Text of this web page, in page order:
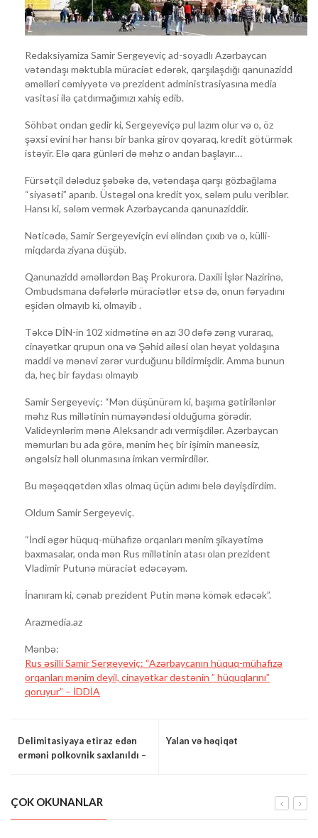
Redaksiyamiza Samir Sergeyeviç ad-soyadlı Azərbaycan
vətəndaşı məktubla müraciət edərək, qarşılaşdığı qanunazidd
əməlləri cəmiyyətə və prezident administrasiyasına media
vasitəsi ilə çatdırmağımızı xahiş edib.
Söhbət ondan gedir ki, Sergeyeviçə pul lazım olur və o, öz
şəxsi evini hər hansı bir banka girov qoyaraq, kredit götürmək
istəyir. Elə qara günləri də məhz o andan başlayır…
Fürsətçil dələduz şəbəkə də, vətəndaşa qarşı gözbağlama
“siyasəti” aparıb. Üstəgəl ona kredit yox, sələm pulu veriblər.
Hansı ki, sələm vermək Azərbaycanda qanunaziddir.
Nəticədə, Samir Sergeyeviçin evi əlindən çıxıb və o, külli-
miqdarda ziyana düşüb.
Qanunazidd əməllərdən Baş Prokurora. Daxili İşlər Nazirinə,
Ombudsmana dəfələrlə müraciətlər etsə də, onun fəryadını
eşidən olmayıb ki, olmayib .
Təkcə DİN-in 102 xidmətinə ən azı 30 dəfə zəng vuraraq,
cinayətkar qrupun ona və Şəhid ailəsi olan həyat yoldaşına
maddi və mənəvi zərər vurduğunu bildirmişdir. Amma bunun
da, heç bir faydası olmayıb
Samir Sergeyeviç: “Mən düşünürəm ki, başıma gətirilənlər
məhz Rus millətinin nümayəndəsi olduğuma görədir.
Valideynlərim mənə Aleksandr adı vermişdilər. Azərbaycan
məmurları bu ada görə, mənim heç bir işimin maneəsiz,
əngəlsiz həll olunmasına imkan vermirdilər.
Bu məşəqqətdən xilas olmaq üçün adımı belə dəyişdirdim.
Oldum Samir Sergeyeviç.
“İndi əgər hüquq-mühafizə orqanları mənim şikayətimə
baxmasalar, onda mən Rus millətinin atası olan prezident
Vladimir Putunə müraciət edəcəyəm.
İnanıram ki, cənab prezident Putin mənə kömək edəcək”.
Arazmedia.az
Mənbə:
Rus əsilli Samir Sergeyeviç: “Azərbaycanın hüquq-mühafizə
orqanları mənim deyil, cinayətkar dəstənin ” hüquqlarını”
qoruyur” – İDDİA
Delimitasiyaya etiraz edən
erməni polkovnik saxlanıldı –
Yalan və həqiqət
ÇOK OKUNANLAR